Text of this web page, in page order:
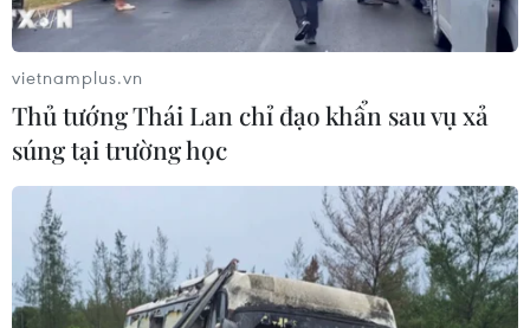
vietnamplus.vn
Thủ tướng Thái Lan chỉ đạo khẩn sau vụ xả
súng tại trường học